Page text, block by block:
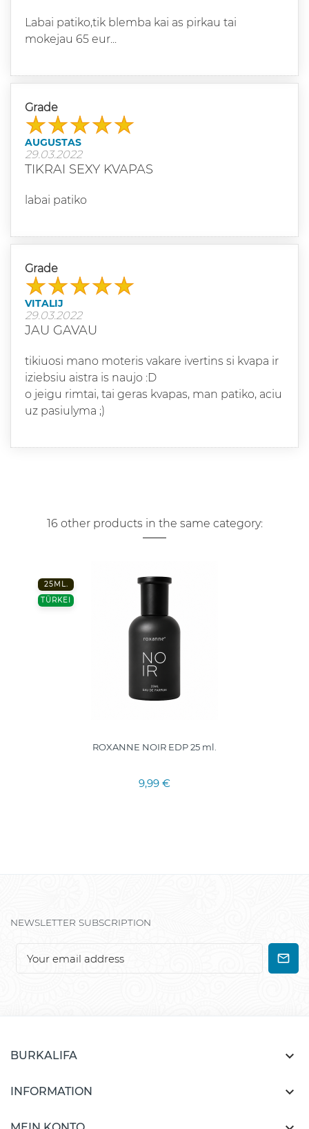
Labai patiko,tik blemba kai as pirkau tai
mokejau 65 eur...
Grade
AUGUSTAS
29.03.2022
TIKRAI SEXY KVAPAS
labai patiko
Grade
VITALIJ
29.03.2022
JAU GAVAU
tikiuosi mano moteris vakare ivertins si kvapa ir
iziebsiu aistra is naujo :D
o jeigu rimtai, tai geras kvapas, man patiko, aciu
uz pasiulyma ;)
16 other products in the same category:
25ML.
TÜRKEI
ROXANNE NOIR EDP 25 ml.
9,99 €
NEWSLETTER SUBSCRIPTION
BURKALIFA 
INFORMATION 